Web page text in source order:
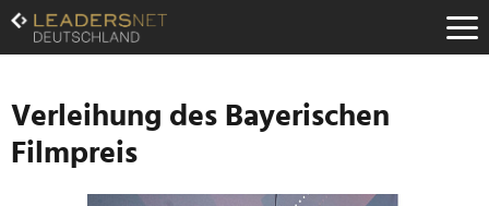
Zum
Inhalt
Zur
Navigation
Zur
Hauptnavigation
Verleihung des Bayerischen
Filmpreis